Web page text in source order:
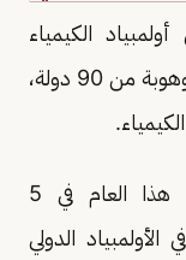
النسخة الـ56 من أولمبياد الكيمياء
الدولي 2024، بمشاركة 333 موهوبًا وموهوبة من 90 دولة،
وأوضح التقرير أن المؤسسة شاركت هذا العام في 5
الأولمبياد الدولي